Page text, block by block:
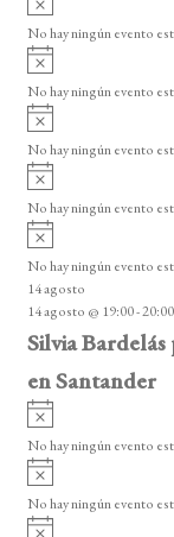
v
i
o
No hay ningún evento
A
v
i
o
No hay ningún evento
A
v
i
o
No hay ningún evento
A
v
i
o
No hay ningún evento
A
v
i
s
o
No hay ningún evento
14 agosto
14 agosto @ 19:00-20:00
Silvia
en Santander
A
v
i
o
No hay ningún evento
A
v
i
No hay ningún evento
A